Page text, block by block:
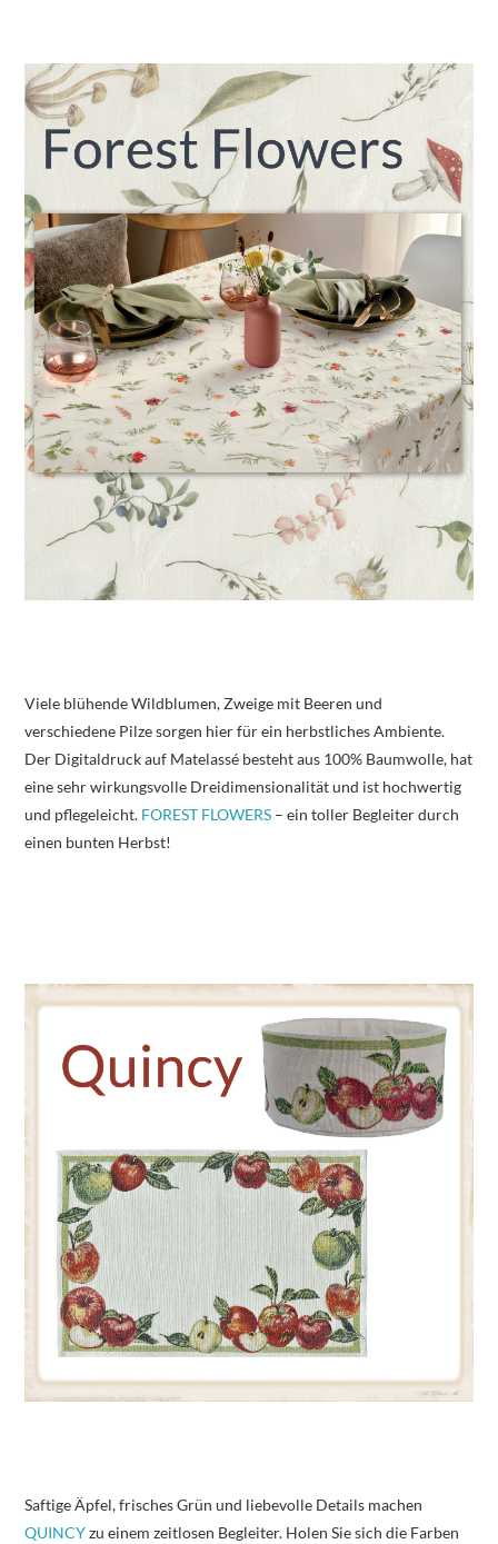
Viele blühende Wildblumen, Zweige mit Beeren und
verschiedene Pilze sorgen hier für ein herbstliches Ambiente.
Der Digitaldruck auf Matelassé besteht aus 100% Baumwolle, hat
eine sehr wirkungsvolle Dreidimensionalität und ist hochwertig
und pflegeleicht. FOREST FLOWERS – ein toller Begleiter durch
einen bunten Herbst!
Saftige Äpfel, frisches Grün und liebevolle Details machen
QUINCYzu einem zeitlosen Begleiter. Holen Sie sich die Farben